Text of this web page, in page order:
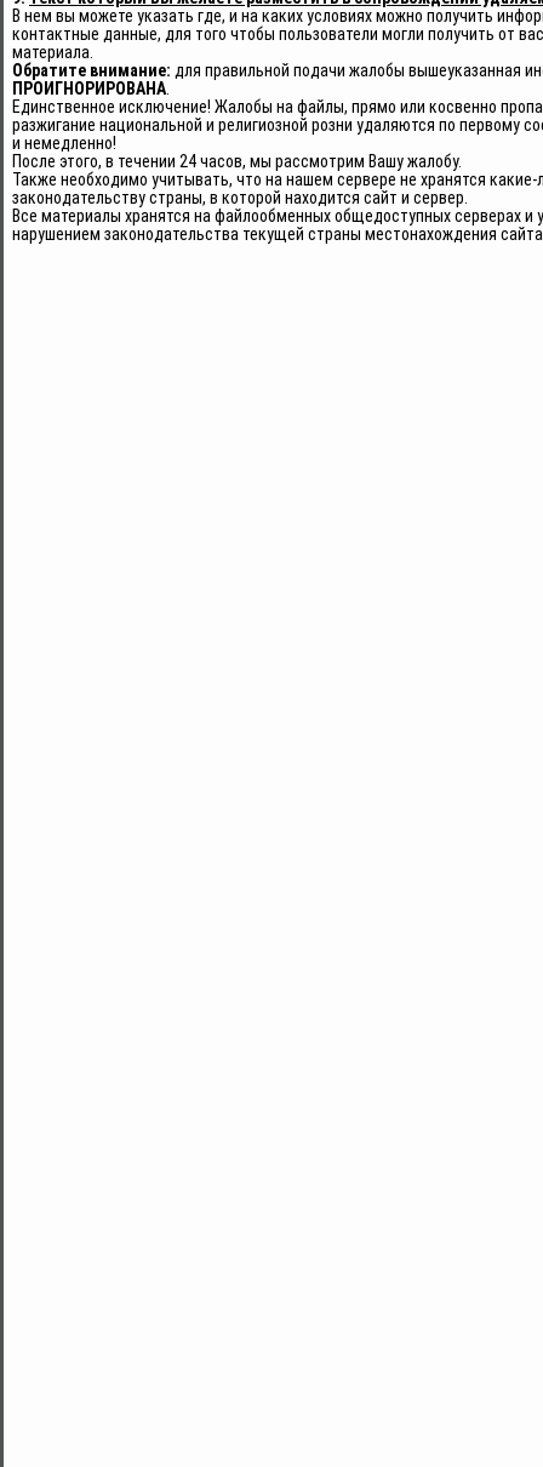
В нем вы можете указать где, и на каких условиях можно получить
контактные данные, для того чтобы пользователи могли получить от
материала.
Обратите внимание: для правильной подачи жалобы вышеуказанная
ПРОИГНОРИРОВАНА
Единственное исключение! Жалобы на файлы, прямо или косвенно
разжигание национальной и религиозной розни удаляются по первому
и немедленно!
После этого, в течении 24 часов, мы рассмотрим Вашу жалобу.
Также необходимо учитывать, что на нашем сервере не хранятся
законодательству страны, в которой находится сайт и сервер.
Все материалы хранятся на файлообменных общедоступных серверах и
нарушением законодательства текущей страны местонахождения